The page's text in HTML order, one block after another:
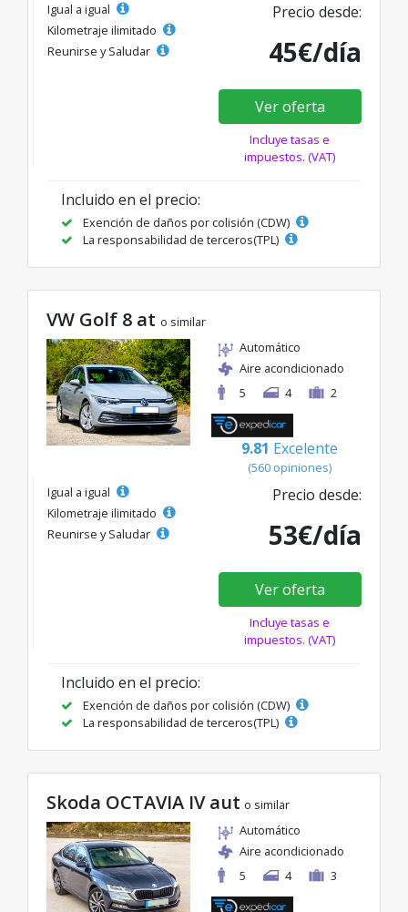
Igual a igual
Kilometraje ilimitado
Reunirse y Saludar
Precio desde:
45€/día
Ver oferta
Incluye tasas e
impuestos. (VAT)
Incluido en el precio:
Exención de daños por colisión (CDW)
La responsabilidad de terceros(TPL)
VW Golf 8 at o similar
Automático
Aire acondicionado
5
4 2
9.81 Excelente
(560 opiniones)
Igual a igual
Kilometraje ilimitado
Reunirse y Saludar
Precio desde:
53€/día
Ver oferta
Incluye tasas e
impuestos. (VAT)
Incluido en el precio:
Exención de daños por colisión (CDW)
La responsabilidad de terceros(TPL)
Skoda OCTAVIA IV aut o similar
Automático
Aire acondicionado
5
4 3